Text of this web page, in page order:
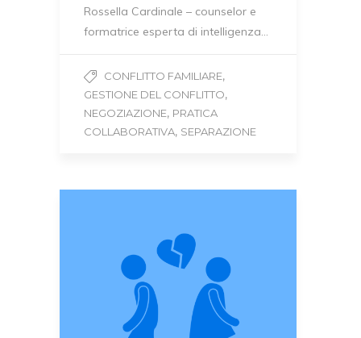
Rossella Cardinale – counselor e
formatrice esperta di intelligenza…
CONFLITTO FAMILIARE,
GESTIONE DEL CONFLITTO,
NEGOZIAZIONE, PRATICA
COLLABORATIVA, SEPARAZIONE